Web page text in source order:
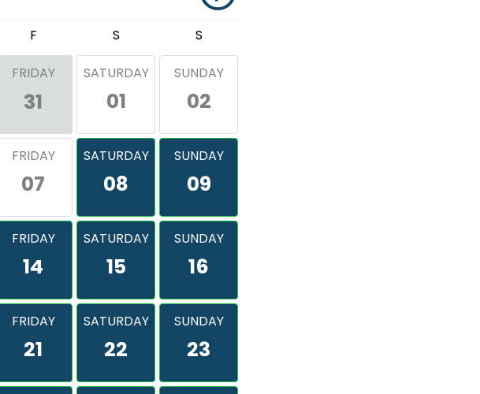
F S S
FRIDAY
31
SATURDAY
01
SUNDAY
02
FRIDAY
07
SATURDAY
08
SUNDAY
09
FRIDAY
14
SATURDAY
15
SUNDAY
16
FRIDAY
21
SATURDAY
22
SUNDAY
23